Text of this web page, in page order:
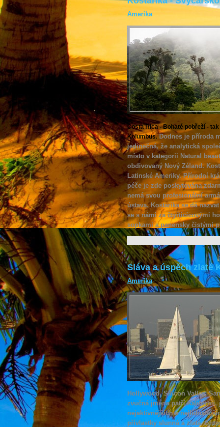
Amerika
Costa Rica - Bohaté pobřeží -
Kolumbus.Dodnes je příroda
jedinečná, že analytická
místo v kategorii Natural
obdivovaný Nový Zéland.
Latinské Ameriky. Přírodní
péče je zde poskytována
nemá svou profesionální
ústava. Kostarika se dá
se s námi za čtyřticícovými
sopkami a panensky čistými
Sláva a úspěch zlaté
Amerika
Hollywood, Silicon Valley,
zvučná jména patří Kalifornii,
nejaktivnějších a
přívlastky slunná a zlatá.